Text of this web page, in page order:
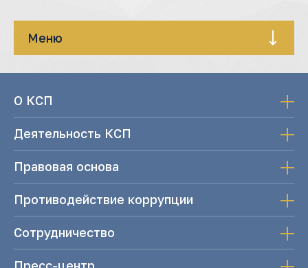
Меню
О КСП
Деятельность КСП
Правовая основа
Противодействие коррупции
Сотрудничество